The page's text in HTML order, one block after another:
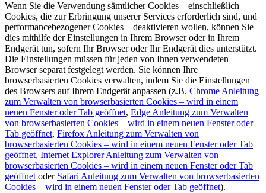
Wenn Sie die Verwendung sämtlicher Cookies – einschließlich
Cookies, die zur Erbringung unserer Services erforderlich sind, und
performancebezogener Cookies – deaktivieren wollen, können Sie
dies mithilfe der Einstellungen in Ihrem Browser oder in Ihrem
Endgerät tun, sofern Ihr Browser oder Ihr Endgerät dies unterstützt.
Die Einstellungen müssen für jeden von Ihnen verwendeten
Browser separat festgelegt werden. Sie können Ihre
browserbasierten Cookies verwalten, indem Sie die Einstellungen
des Browsers auf Ihrem Endgerät anpassen (z.B. Chrome Anleitung
zum Verwalten von browserbasierten Cookies – wird in einem
neuen Fenster oder Tab geöffnet, Edge Anleitung zum Verwalten
von browserbasierten Cookies – wird in einem neuen Fenster oder
Tab geöffnet, Firefox Anleitung zum Verwalten von
browserbasierten Cookies – wird in einem neuen Fenster oder Tab
geöffnet, Internet ExplorerAnleitung zum Verwalten von
browserbasierten Cookies – wird in einem neuen Fenster oder Tab
geöffnet oder Safari Anleitung zum Verwalten von browserbasierten
Cookies – wird in einem neuen Fenster oder Tab geöffnet).